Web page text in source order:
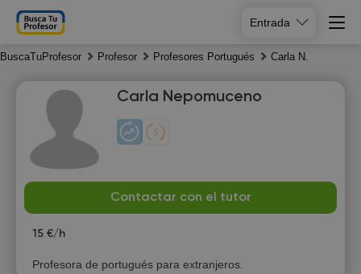
Entrada
BuscaTuProfesor Profesor Profesores Portugués Carla N.
Carla Nepomuceno
Contactar con el tutor
15 €/h
Profesora de portugués para extranjeros.
9
Mo
10
Tu
11
12